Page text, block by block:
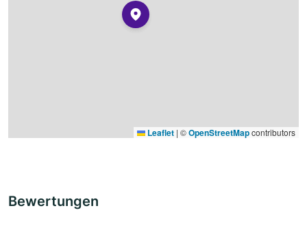
Leaflet | ©OpenStreetMapcontributors
Bewertungen